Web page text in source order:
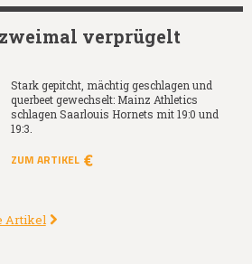
verprügelt
Stark gepitcht, mächtig geschlagen und
querbeet gewechselt: Mainz Athletics
schlagen Saarlouis Hornets mit 19:0 und
19:3.
ZUM ARTIKEL
Artikel